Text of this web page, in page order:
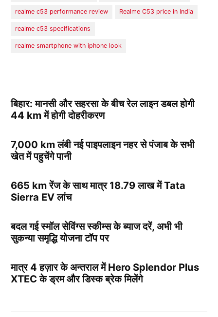
realme c53 performance review Realme C53 price in India
realme c53 specifications
realme smartphone with iphone look
बिहार: मानसी और सहरसा के बीच रेल लाइन डबल होगी
44 km में होगी दोहरीकरण
7,000 km लंबी नई पाइपलाइन नहर से पंजाब के सभी
खेत में पहुचेंगे पानी
665 km रेंज के साथ मात्र 18.79 लाख में Tata
Sierra EV लांच
बदल गई स्मॉल सेविंग्स स्कीम्स के ब्याज दरें, अभी भी
सुकन्या समृद्धि योजना टॉप पर
मात्र 4 हज़ार के अन्तराल में Hero Splendor Plus
XTEC के ड्रम और डिस्क ब्रेक मिलेंगे